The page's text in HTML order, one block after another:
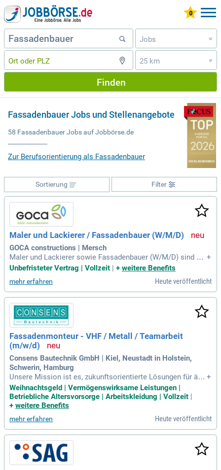
Jobs »
25 km »
Finden
Fassadenbauer Jobs und Stellenangebote
58 Fassadenbauer Jobs auf Jobbörse.de
Zur Berufsorientierung als Fassadenbauer
Filter
Sortierung
Maler und Lackierer / Fassadenbauer (W/M/D)
GOCA constructions | Mersch
Maler und Lackierer sowie Fassadenbauer (W/M/D) sind gef
ragte Profis für Innenraumgestaltung und Fassadenarbeiten.
Ihre Aufgaben umfassen das Streichen, Lackieren und Tapez
ieren von Wänden, Decken und Fenstern sowie das Verputze
n von Außenwänden. Innovative Kreativtechniken, wie Wisch
- oder Spachteltechniken, bereichern ihre Arbeit. Zudem führ
en sie auch umfangreiche Lackierarbeiten an Holz, Metall u
nd Kunststoff durch. Bewerber sollten eine abgeschlossene
Ausbildung und idealerweise erste Berufserfahrung mitbring
en. Selbstständiges, gründliches Arbeiten und Kontaktfreud
e sind weitere Schlüsselqualifikationen für diesen abwechsl
ungsreichen Beruf.
+
Unbefristeter Vertrag | Vollzeit | + weitere Benefits
mehr erfahren Heute veröffentlicht
Fassadenmonteur - VHF / Metall / Teamarbeit
(m/w/d)
Consens Bautechnik GmbH | Kiel, Neustadt in Holstein,
Schwerin, Hamburg
Unsere Mission ist es, zukunftsorientierte Lösungen für äst
hetisch anspruchsvolle, wirtschaftliche und langlebige Fass
aden zu schaffen, die höchsten funktionalen und energetisc
hen Anforderungen gerecht werden.
+
Weihnachtsgeld | Vermögenswirksame Leistungen |
Betriebliche Altersvorsorge | Arbeitskleidung | Vollzeit
+ weitere Benefits
mehr erfahren Heute veröffentlicht